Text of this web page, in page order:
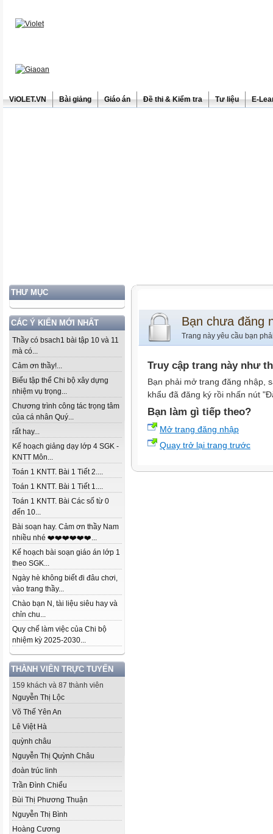
ViOLET.VN Bài giảng Giáo án Đề thi & Kiểm tra Tư liệu E-
THƯ MỤC
CÁC Ý KIẾN MỚI NHẤT
Thầy có bsach1 bài tập 10 và 11
mà có...
Cảm ơn thầy!...
Biểu tập thể Chi bộ xây dựng
nhiệm vụ trọng...
Chương trình công tác trọng tâm
của cá nhân Quý...
rất hay...
Kế hoạch giảng dạy lớp 4 SGK -
KNTT Môn...
Toán 1 KNTT. Bài 1 Tiết 2....
Toán 1 KNTT. Bài 1 Tiết 1....
Toán 1 KNTT. Bài Các số từ 0
đến 10...
Bài soạn hay. Cảm ơn thầy Nam
nhiều nhé ❤️❤️❤️❤️❤️❤️...
Kế hoạch bài soạn giáo án lớp 1
theo SGK...
Ngày hè không biết đi đâu chơi,
vào trang thầy...
Chào bạn N, tài liệu siêu hay và
chỉn chu...
Quy chế làm việc của Chi bộ
nhiệm kỳ 2025-2030...
THÀNH VIÊN TRỰC TUYẾN
159 khách và 87 thành viên
Nguyễn Thị Lộc
Võ Thế Yên An
Lê Việt Hà
quỳnh châu
Nguyễn Thị Quỳnh Châu
đoàn trúc linh
Trần Đình Chiểu
Bùi Thị Phương Thuận
Nguyễn Thị Bình
Hoàng Cương
Bạn chưa đăng
Trang này yêu cầu bạn
Truy cập trang này như
Bạn phải mở trang đăng nhập,
khẩu đã đăng ký rồi nhấn nút
Bạn làm gì tiếp theo?
Mở trang đăng nhập
Quay trở lại trang trước